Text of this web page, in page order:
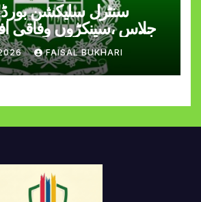
سنٹرل سلیکشن بورڈ
اجلاس ،سینکڑوں وفاقی
FAISAL BUKHARI